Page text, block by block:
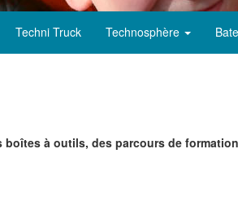
Techni Truck Technosphère
à outils, des parcours de